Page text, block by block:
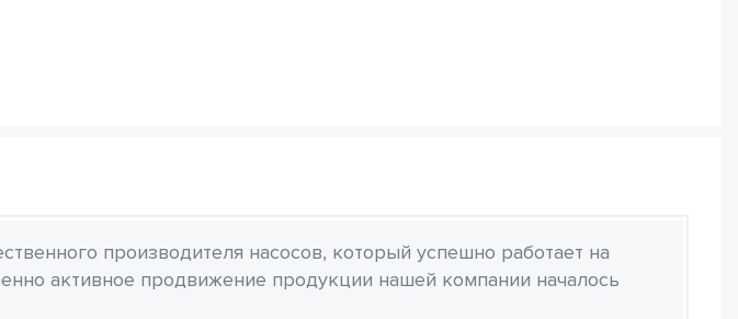
производителя насосов, который успешно работает на
активное продвижение продукции нашей компании началось